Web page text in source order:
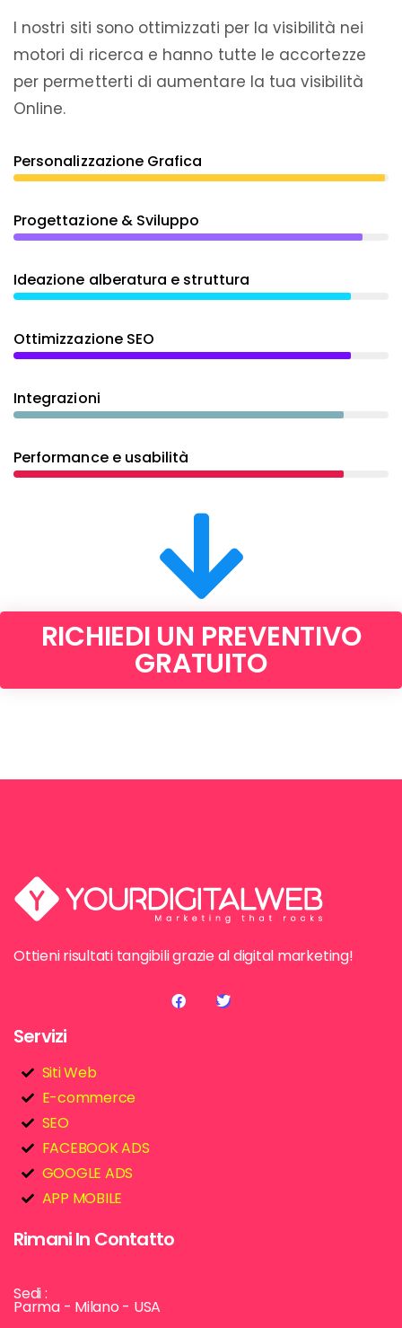
I nostri siti sono ottimizzati per la visibilità nei
motori di ricerca e hanno tutte le accortezze
per permetterti di aumentare la tua visibilità
Online.
Personalizzazione Grafica
Progettazione & Sviluppo
Ideazione alberatura e struttura
Ottimizzazione SEO
Integrazioni
Performance e usabilità
RICHIEDI UN PREVENTIVO
GRATUITO
Ottieni risultati tangibili grazie al digital marketing!
Servizi
Siti Web
E-commerce
SEO
FACEBOOK ADS
GOOGLE ADS
APP MOBILE
Rimani In Contatto
Sedi :
Parma - Milano - USA